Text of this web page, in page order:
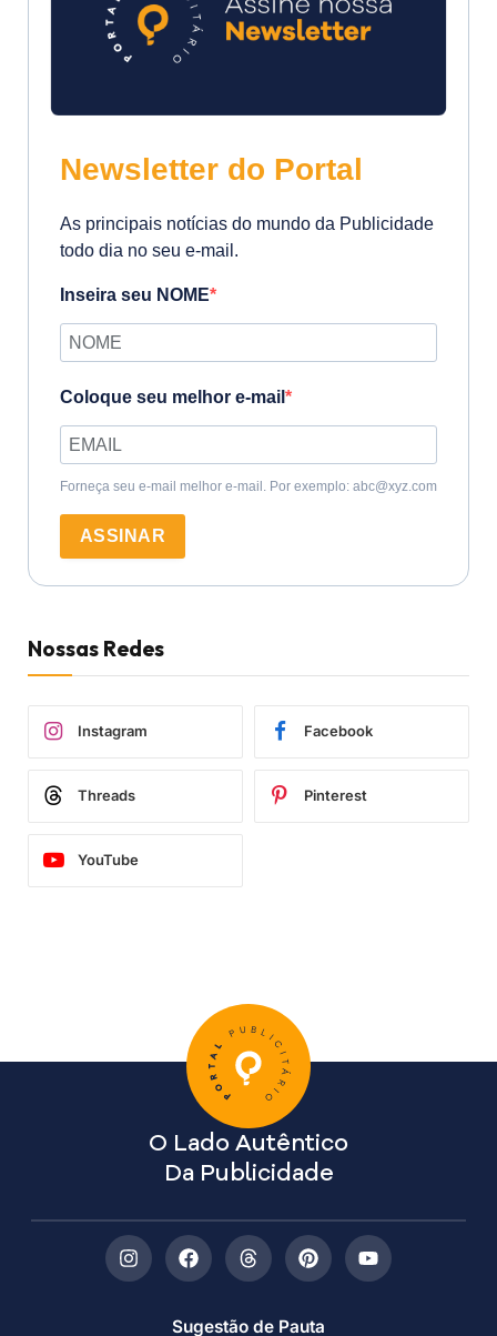
Newsletter do Portal
As principais notícias do mundo da Publicidade
todo dia no seu e-mail.
Inseira seu NOME
Coloque seu melhor e-mail
Forneça seu e-mail melhor e-mail. Por exemplo: abc@xyz.com
ASSINAR
Nossas Redes
Instagram Facebook
Threads Pinterest
YouTube
Sugestão de Pauta
O Lado Autêntico
Da Publicidade